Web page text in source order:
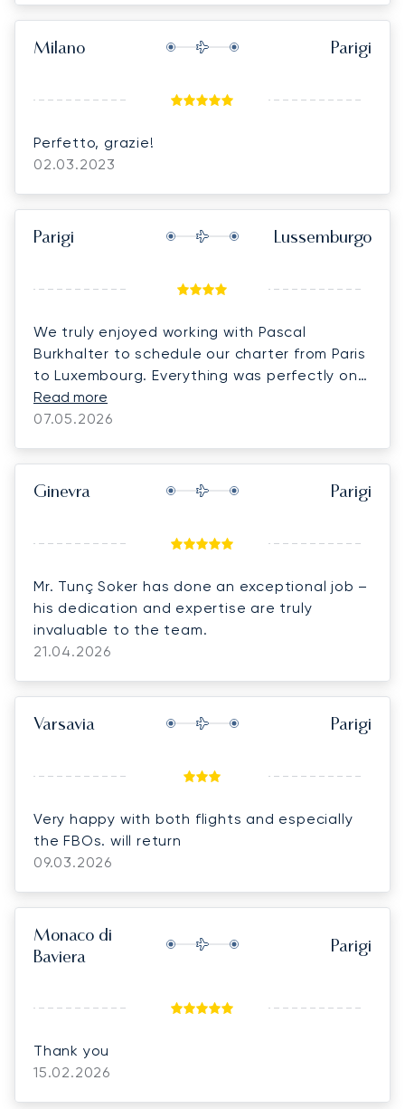
Milano Parigi
Perfetto, grazie!
02.03.2023
Parigi Lussemburgo
We truly enjoyed working with Pascal
Burkhalter to schedule our charter from Paris
to Luxembourg. Everything was perfectly on-
time. We look forward to using Luna Jets for
more charters this summer! Highly
Read more
07.05.2026
Ginevra Parigi
Mr. Tunç Soker has done an exceptional job –
his dedication and expertise are truly
invaluable to the team.
21.04.2026
Varsavia Parigi
Very happy with both flights and especially
the FBOs. will return
09.03.2026
Monaco di
Baviera
Parigi
Thank you
15.02.2026